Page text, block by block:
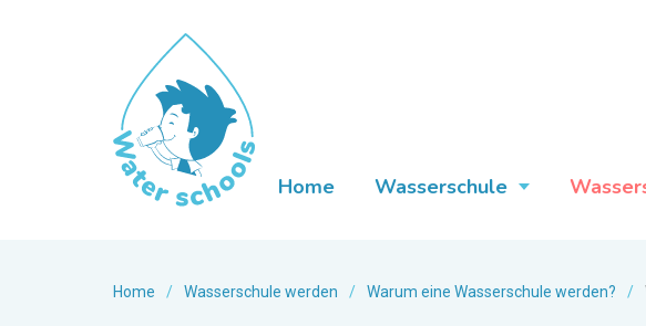
Home Wasserschule
Home / Wasserschule werden / Warum eine Wasserschule werden? /